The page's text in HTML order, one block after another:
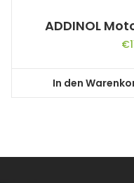
ADDINOL
€
In den